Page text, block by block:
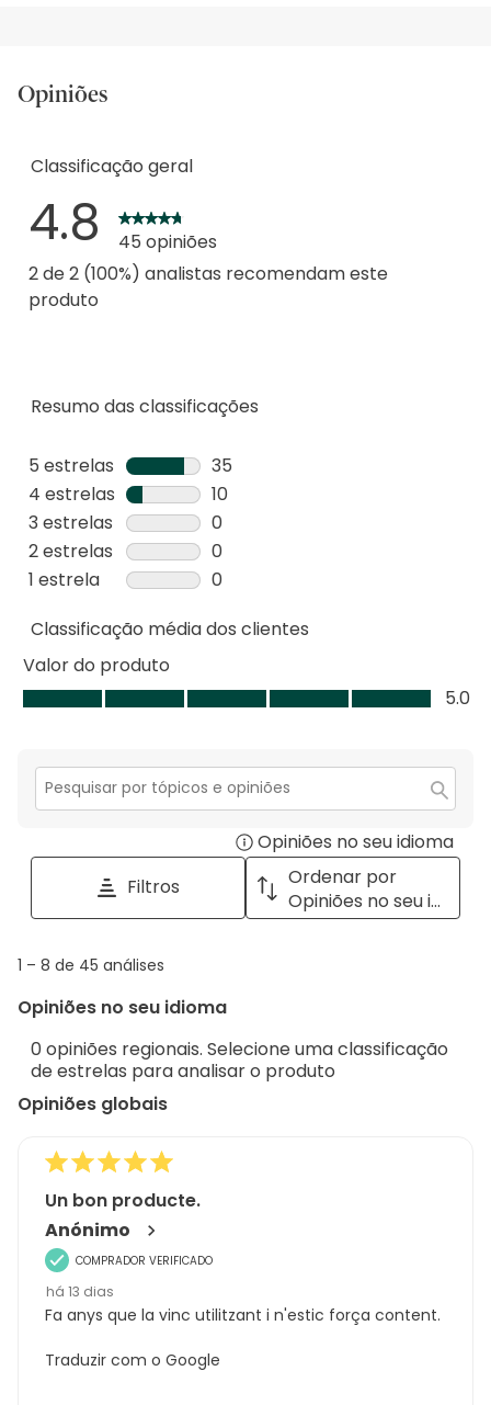
Opiniões
Resumo das classificações
5 estrelas estrelas
35
35
análises
com
5
4 estrelas estrelas
10
10
análises
com
estrelas.
3 estrelas estrelas
0
0
análise
3
2 estrelas estrelas
0
0
com
1 estrela estrelas
0
análise
1
estrela.
Classificação geral
4.8
45 opiniões
2 de 2 (100%) analistas recomendam este
produto
Classificação média dos clientes
Valor do produto
Valor
5.0
em
5.0
Secção
Opiniões no seu idioma
a
with
Filtros
Ordenar por
Opiniões no seu idioma
1
8
45
análises
1 – 8 de 45 análises
Opiniões no seu idioma
0 opiniões regionais. Selecione uma classificação
de estrelas para analisar o produto
Opiniões globais
Un bon producte.
Anónimo
COMPRADOR VERIFICADO
há 13 dias
Fa anys que la vinc utilitzant i n'estic força content.
Traduzir com o Google